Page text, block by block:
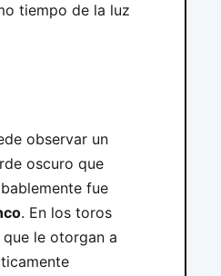
tiempo de la luz
observar un
oscuro que
fue
. En los toros
le otorgan a